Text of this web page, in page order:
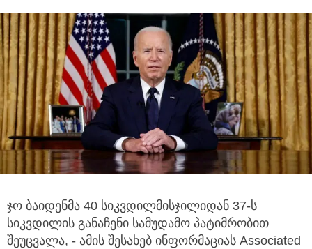
ჯო ბაიდენმა 40 სიკვდილმისჯილიდან 37-ს
სიკვდილის განაჩენი სამუდამო პატიმრობით
შეუცვალა, - ამის შესახებ ინფორმაციას Associated